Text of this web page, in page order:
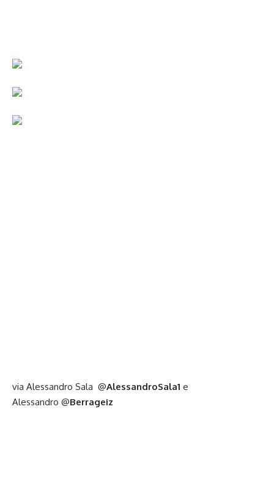
via Alessandro Sala @AlessandroSala1 e
Alessandro @Berrageiz